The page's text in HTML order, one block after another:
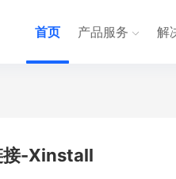
首页 产品服务 解
接-Xinstall